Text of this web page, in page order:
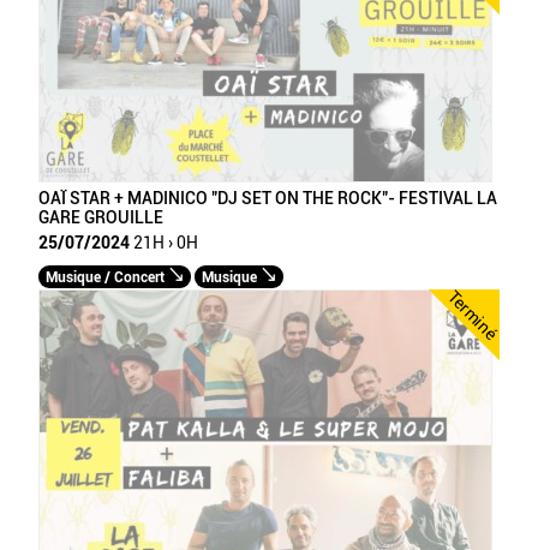
OAÏ STAR + MADINICO "DJ SET ON THE ROCK"- FESTIVAL LA
GARE GROUILLE
25/07/2024 21H › 0H
Musique / Concert Musique
Terminé